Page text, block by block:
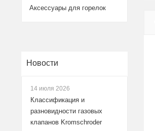
Аксессуары для горелок
Новости
14 июля 2026
Классификация и
разновидности газовых
клапанов Kromschroder